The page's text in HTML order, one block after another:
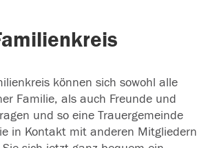
können sich sowohl alle
Familie, als auch Freunde und
und so eine Trauergemeinde
in Kontakt mit anderen Mitgliedern